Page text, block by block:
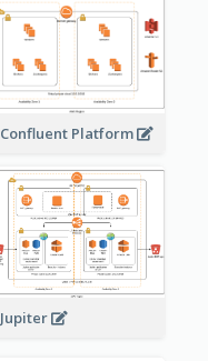
Confluent Platform
Jupiter